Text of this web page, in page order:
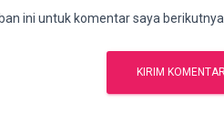
ini untuk komentar saya berikutnya.